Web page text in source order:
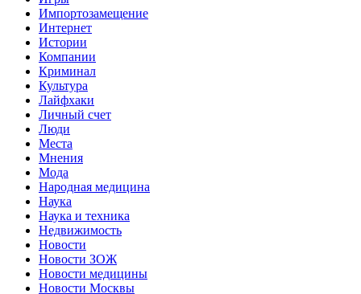
Импортозамещение
Интернет
Истории
Компании
Криминал
Культура
Лайфхаки
Личный счет
Люди
Места
Мнения
Мода
Народная медицина
Наука
Наука и техника
Недвижимость
Новости
Новости ЗОЖ
Новости медицины
Новости Москвы